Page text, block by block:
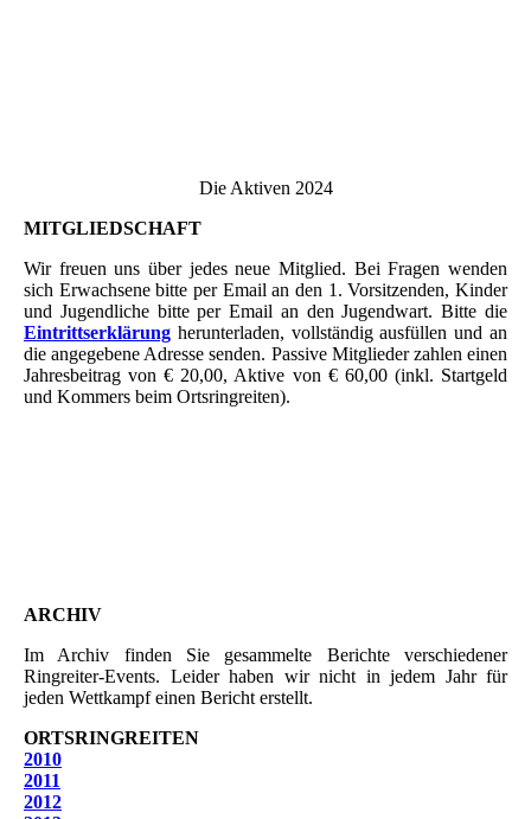
Die Aktiven 2024
MITGLIEDSCHAFT
Wir freuen uns über jedes neue Mitglied. Bei Fragen wenden
sich Erwachsene bitte per Email an den 1. Vorsitzenden, Kinder
und Jugendliche bitte per Email an den Jugendwart. Bitte die
Eintrittserklärung herunterladen, vollständig ausfüllen und an
die angegebene Adresse senden. Passive Mitglieder zahlen einen
Jahresbeitrag von € 20,00, Aktive von € 60,00 (inkl. Startgeld
und Kommers beim Ortsringreiten).
ARCHIV
Im Archiv finden Sie gesammelte Berichte verschiedener
Ringreiter-Events. Leider haben wir nicht in jedem Jahr für
jeden Wettkampf einen Bericht erstellt.
ORTSRINGREITEN
2010
2011
2012